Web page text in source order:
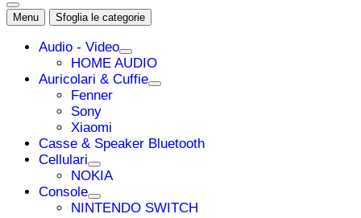
Menu Sfoglia le categorie
Audio - Video
HOME AUDIO
Auricolari & Cuffie
Fenner
Sony
Xiaomi
Casse & Speaker Bluetooth
Cellulari
NOKIA
Console
NINTENDO SWITCH